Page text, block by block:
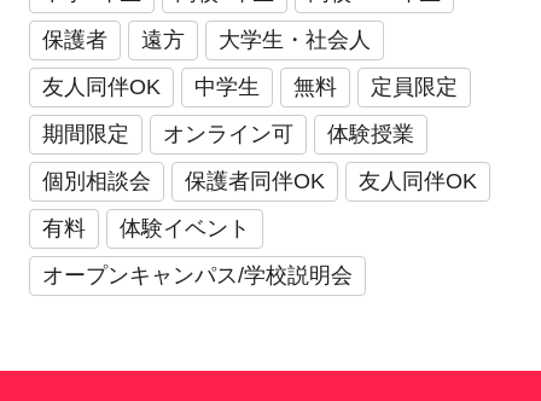
保護者
遠方
大学生・社会人
友人同伴OK
中学生 無料
定員限定
期間限定
オンライン可
体験授業
個別相談会
保護者同伴OK
友人同伴OK
有料
体験イベント
オープンキャンパス/学校説明会